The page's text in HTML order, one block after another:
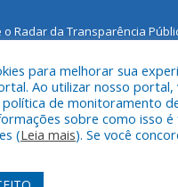
o Radar da Transparência
a Prefeitura
Novo.
Acessar Área Administrativa
para melhorar sua
Ao utilizar nosso portal,
de monitoramento
sobre como isso é
(Leia mais). Se você